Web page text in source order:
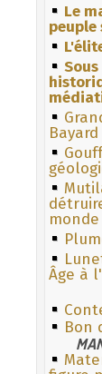
Le
peuple
Bayard
Âge à
Bon